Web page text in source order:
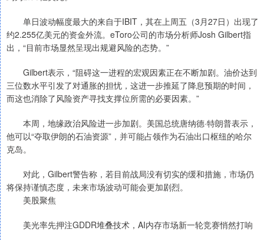
单日波动幅度最大的来自于IBIT，其在上周五（3月27日）出现了
约2.255亿美元的资金外流。eToro公司的市场分析师Josh Gilbert指
出，“目前市场显然呈现出规避风险的态势。”
Gilbert表示，“阻碍这一进程的宏观因素正在不断加剧。油价达到
三位数水平引发了对通胀的担忧，这进一步推延了降息预期的时间，
而这也消除了风险资产寻找支撑位所需的必要因素。”
本周，地缘政治风险进一步加剧。美国总统唐纳德·特朗普表示，
他可以“夺取伊朗的石油资源”，并可能占领作为石油出口枢纽的哈尔
克岛。
对此，Gilbert警告称，若目前战局没有切实的缓和措施，市场仍
将保持谨慎态度，未来市场波动可能会更加剧烈。
美股聚焦
美光率先押注GDDR堆叠技术，AI内存市场新一轮竞赛悄然打响